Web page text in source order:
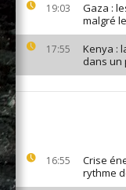
19:03
Gaza :
malgré
17:55
Kenya :
dans un
16:55
Crise
rythme